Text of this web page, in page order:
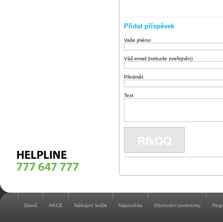
Přidat příspěvek
Vaše jméno
Váš email (nebude zveřejněn)
Předmět
Text
Domů AKCE Nákupní košík Nápověda Obchodní podmínky